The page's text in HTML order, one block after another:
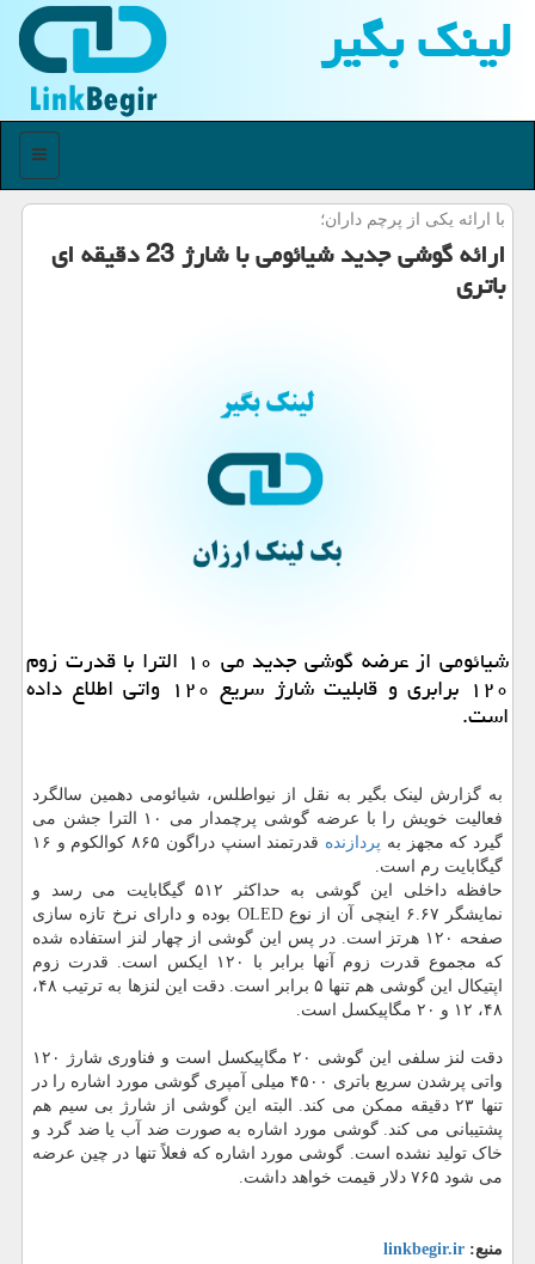
لینك بگیر
منو
با ارائه یكی از پرچم داران؛
ارائه گوشی جدید شیائومی با شارژ 23 دقیقه ای
باتری
شیائومی از عرضه گوشی جدید می ۱۰ الترا با قدرت زوم
۱۲۰ برابری و قابلیت شارژ سریع ۱۲۰ واتی اطلاع داده
است.
به گزارش لینک بگیر به نقل از نیواطلس، شیائومی دهمین سالگرد
فعالیت خویش را با عرضه گوشی پرچمدار می ۱۰ الترا جشن می
گیرد که مجهز به پردازنده
قدرتمند اسنپ دراگون ۸۶۵ کوالکوم و ۱۶
گیگابایت رم است.
حافظه داخلی این گوشی به حداکثر ۵۱۲ گیگابایت می رسد و
نمایشگر ۶.۶۷ اینچی آن از نوع OLED بوده و دارای نرخ تازه سازی
صفحه ۱۲۰ هرتز است. در پس این گوشی از چهار لنز استفاده شده
که مجموع قدرت زوم آنها برابر با ۱۲۰ ایکس است. قدرت زوم
اپتیکال این گوشی هم تنها ۵ برابر است. دقت این لنزها به ترتیب ۴۸،
۴۸، ۱۲ و ۲۰ مگاپیکسل است.
دقت لنز سلفی این گوشی ۲۰ مگاپیکسل است و فناوری شارژ ۱۲۰
واتی پرشدن سریع باتری ۴۵۰۰ میلی آمپری گوشی مورد اشاره را در
تنها ۲۳ دقیقه ممکن می کند. البته این گوشی از شارژ بی سیم هم
پشتیبانی می کند. گوشی مورد اشاره به صورت ضد آب یا ضد گرد و
خاک تولید نشده است. گوشی مورد اشاره که فعلاً تنها در چین عرضه
می شود ۷۶۵ دلار قیمت خواهد داشت.
منبع: linkbegir.ir